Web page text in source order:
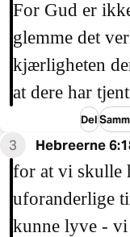
For Gud er
glemme det
kjærligheten
at dere har
Del
3 Hebreerne
for at vi skulle
uforanderlige
kunne lyve -